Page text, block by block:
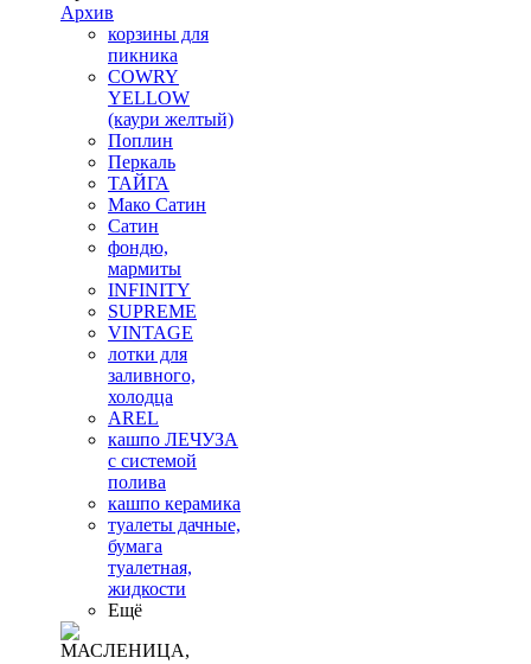
Архив
корзины для
пикника
COWRY
YELLOW
(каури желтый)
Поплин
Перкаль
ТАЙГА
Мако Сатин
Сатин
фондю,
мармиты
INFINITY
SUPREME
VINTAGE
лотки для
заливного,
холодца
AREL
кашпо ЛЕЧУЗА
с системой
полива
кашпо керамика
туалеты дачные,
бумага
туалетная,
жидкости
Ещё